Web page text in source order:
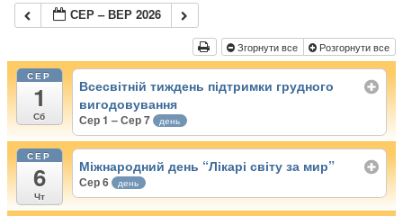
СЕР – ВЕР 2026
Згорнути все Розгорнути все
СЕР
1
Сб
Всесвітній тиждень підтримки грудного
вигодовування
Сер 1 – Сер 7 день
СЕР
6
Чт
Міжнародний день “Лікарі світу за мир”
Сер 6 день